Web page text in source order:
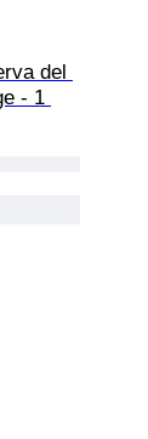
del
- 1